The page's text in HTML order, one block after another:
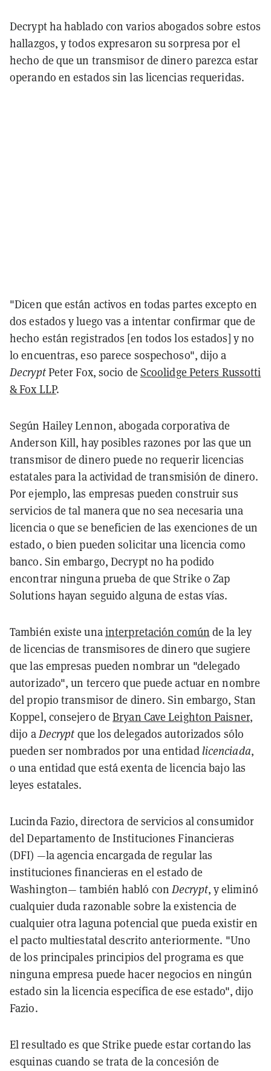
Decrypt ha hablado con varios abogados sobre estos
hallazgos, y todos expresaron su sorpresa por el
hecho de que un transmisor de dinero parezca estar
operando en estados sin las licencias requeridas.
"Dicen que están activos en todas partes excepto en
dos estados y luego vas a intentar confirmar que de
hecho están registrados [en todos los estados] y no
lo encuentras, eso parece sospechoso", dijo a
DecryptPeter Fox, socio de Scoolidge Peters Russotti
& Fox LLP.
Según Hailey Lennon, abogada corporativa de
Anderson Kill, hay posibles razones por las que un
transmisor de dinero puede no requerir licencias
estatales para la actividad de transmisión de dinero.
Por ejemplo, las empresas pueden construir sus
servicios de tal manera que no sea necesaria una
licencia o que se beneficien de las exenciones de un
estado, o bien pueden solicitar una licencia como
banco. Sin embargo, Decrypt no ha podido
encontrar ninguna prueba de que Strike o Zap
Solutions hayan seguido alguna de estas vías.
También existe unainterpretación común de la ley
de licencias de transmisores de dinero que sugiere
que las empresas pueden nombrar un "delegado
autorizado", un tercero que puede actuar en nombre
del propio transmisor de dinero. Sin embargo, Stan
Koppel, consejero deBryan Cave Leighton Paisner,
dijo aDecrypt que los delegados autorizados sólo
pueden ser nombrados por una entidadlicenciada,
o una entidad que está exenta de licencia bajo las
leyes estatales.
Lucinda Fazio, directora de servicios al consumidor
del Departamento de Instituciones Financieras
(DFI) —la agencia encargada de regular las
instituciones financieras en el estado de
Washington— también habló conDecrypt, y eliminó
cualquier duda razonable sobre la existencia de
cualquier otra laguna potencial que pueda existir en
el pacto multiestatal descrito anteriormente. "Uno
de los principales principios del programa es que
ninguna empresa puede hacer negocios en ningún
estado sin la licencia específica de ese estado", dijo
Fazio.
El resultado es que Strike puede estar cortando las
esquinas cuando se trata de la concesión de